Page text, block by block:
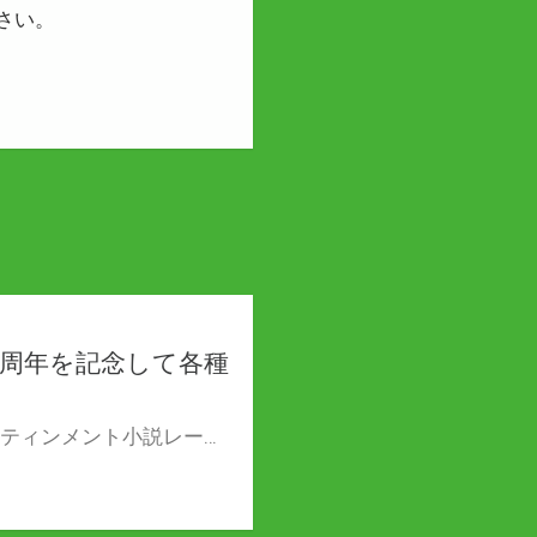
。
年を記念して各種
『サーガフォレス』6周年記念フェア開催！ 一二三書房のエンターティンメント小説レーベル『サーガフォレスト』6周年を記念して とらのあなではフェアを開催！ 対象商品を購入の方に限定の書き下ろしSS集をプレゼント！ この機会にお気に入りの作品を是非お買い求めください！